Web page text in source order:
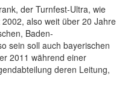
der Turnfest-Ultra, wie
also weit über 20 Jahre
Baden-
sein soll auch bayerischen
2011 während einer
deren Leitung,